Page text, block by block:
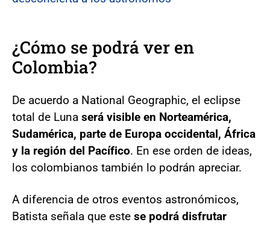
¿Cómo se podrá ver en
Colombia?
De acuerdo a National Geographic, el eclipse
total de Luna será visible en Norteamérica,
Sudamérica, parte de Europa occidental, África
y la región del Pacífico. En ese orden de ideas,
los colombianos también lo podrán apreciar.
A diferencia de otros eventos astronómicos,
Batista señala que este se podrá disfrutar